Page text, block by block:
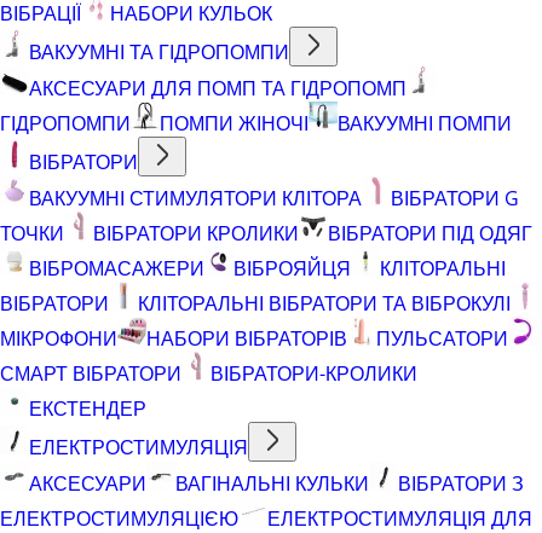
ВІБРАЦІЇ
НАБОРИ КУЛЬОК
ВАКУУМНІ ТА ГІДРОПОМПИ
АКСЕСУАРИ ДЛЯ ПОМП ТА ГІДРОПОМП
ГІДРОПОМПИ
ПОМПИ ЖІНОЧІ
ВАКУУМНІ ПОМПИ
ВІБРАТОРИ
ВАКУУМНІ СТИМУЛЯТОРИ КЛІТОРА
ВІБРАТОРИ G
ТОЧКИ
ВІБРАТОРИ КРОЛИКИ
ВІБРАТОРИ ПІД ОДЯГ
ВІБРОМАСАЖЕРИ
ВІБРОЯЙЦЯ
КЛІТОРАЛЬНІ
ВІБРАТОРИ
КЛІТОРАЛЬНІ ВІБРАТОРИ ТА ВІБРОКУЛІ
МІКРОФОНИ
НАБОРИ ВІБРАТОРІВ
ПУЛЬСАТОРИ
СМАРТ ВІБРАТОРИ
ВІБРАТОРИ-КРОЛИКИ
ЕКСТЕНДЕР
ЕЛЕКТРОСТИМУЛЯЦІЯ
АКСЕСУАРИ
ВАГІНАЛЬНІ КУЛЬКИ
ВІБРАТОРИ З
ЕЛЕКТРОСТИМУЛЯЦІЄЮ
ЕЛЕКТРОСТИМУЛЯЦІЯ ДЛЯ